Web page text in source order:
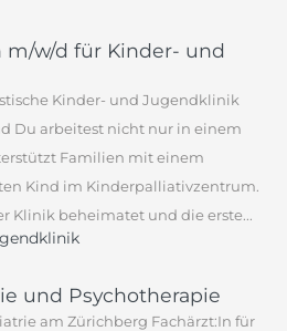
m/w/d für Kinder- und
Kinder- und Jugendklinik
Du arbeitest nicht nur in einem
Familien mit einem
Kind im Kinderpalliativzentrum.
Klinik beheimatet und die erste...
und Psychotherapie
am Zürichberg Fachärzt:In für